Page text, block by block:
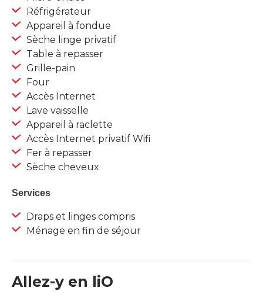
Réfrigérateur
Appareil à fondue
Sèche linge privatif
Table à repasser
Grille-pain
Four
Accès Internet
Lave vaisselle
Appareil à raclette
Accès Internet privatif Wifi
Fer à repasser
Sèche cheveux
Services
Draps et linges compris
Ménage en fin de séjour
Allez-y en liO